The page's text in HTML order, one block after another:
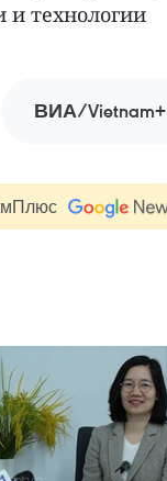
и технологии
ВИА/Vietnam+